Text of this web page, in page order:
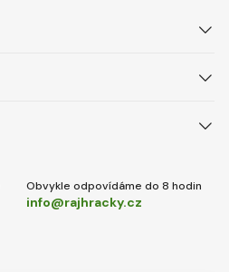
Obvykle odpovídáme do 8 hodin
info@rajhracky.cz